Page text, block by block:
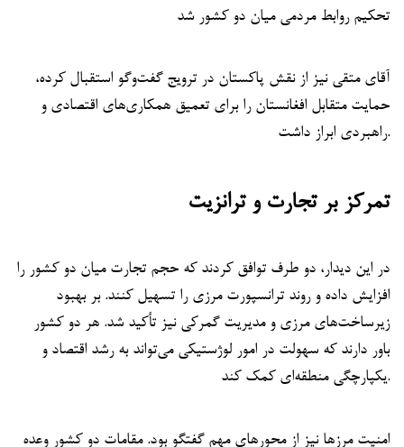
تحکیم روابط مردمی میان دو کشور شد
آقای متقی نیز از نقش پاکستان در ترویج گفت‌وگو استقبال کرده،
حمایت متقابل افغانستان را برای تعمیق همکاری‌های اقتصادی و
راهبردی ابراز داشت.
تمرکز بر تجارت و ترانزیت
در این دیدار، دو طرف توافق کردند که حجم تجارت میان دو کشور را
افزایش داده و روند ترانسپورت مرزی را تسهیل کنند. بر بهبود
زیرساخت‌های مرزی و مدیریت گمرکی نیز تأکید شد. هر دو کشور
باور دارند که سهولت در امور لوژستیکی می‌تواند به رشد اقتصاد و
یکپارچگی منطقه‌ای کمک کند.
امنیت مرزها نیز از محورهای مهم گفتگو بود. مقامات دو کشور وعده